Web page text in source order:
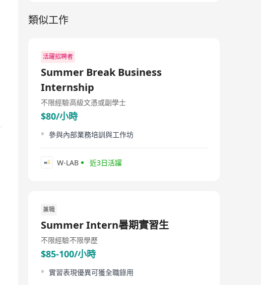
類似工作
活躍招聘者
Summer Break Business
Internship
不限經驗高級文憑或副學士
$80/小時
參與內部業務培訓與工作坊
W-LAB 近3日活躍
兼職
Summer Intern暑期實習生
不限經驗不限學歷
$85-100/小時
實習表現優異可獲全職錄用